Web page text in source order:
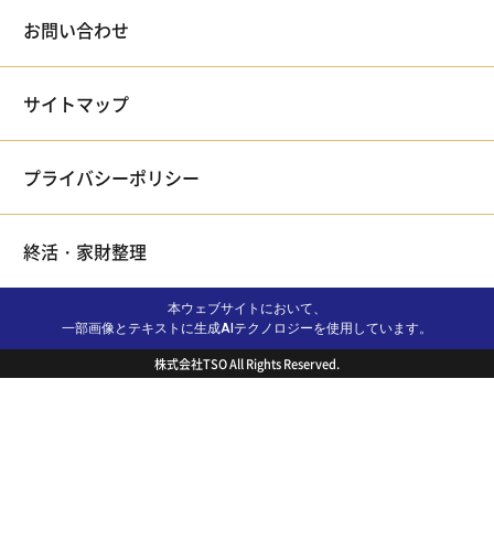
お問い合わせ
サイトマップ
プライバシーポリシー
終活・家財整理
本ウェブサイトにおいて、
一部画像とテキストに生成AIテクノロジーを使用しています。
株式会社TSO All Rights Reserved.